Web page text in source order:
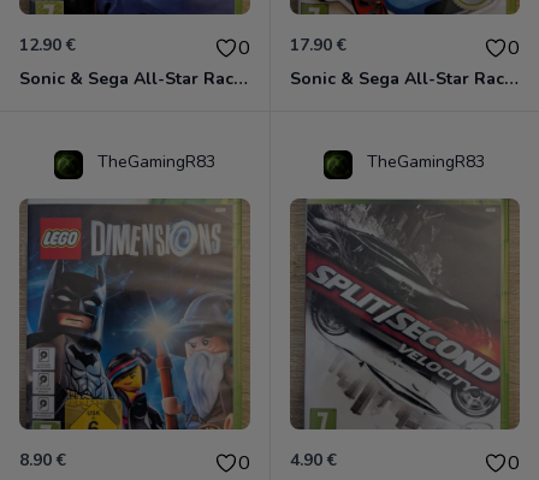
12.90 € 0
Sonic & Sega All-Star Racing avec Banjo-Kazooie Xbox 360
17.90 € 0
Sonic & Sega All-Star Racing - Transformed Xbox 360
TheGamingR83
8.90 € 0
TheGamingR83
4.90 € 0